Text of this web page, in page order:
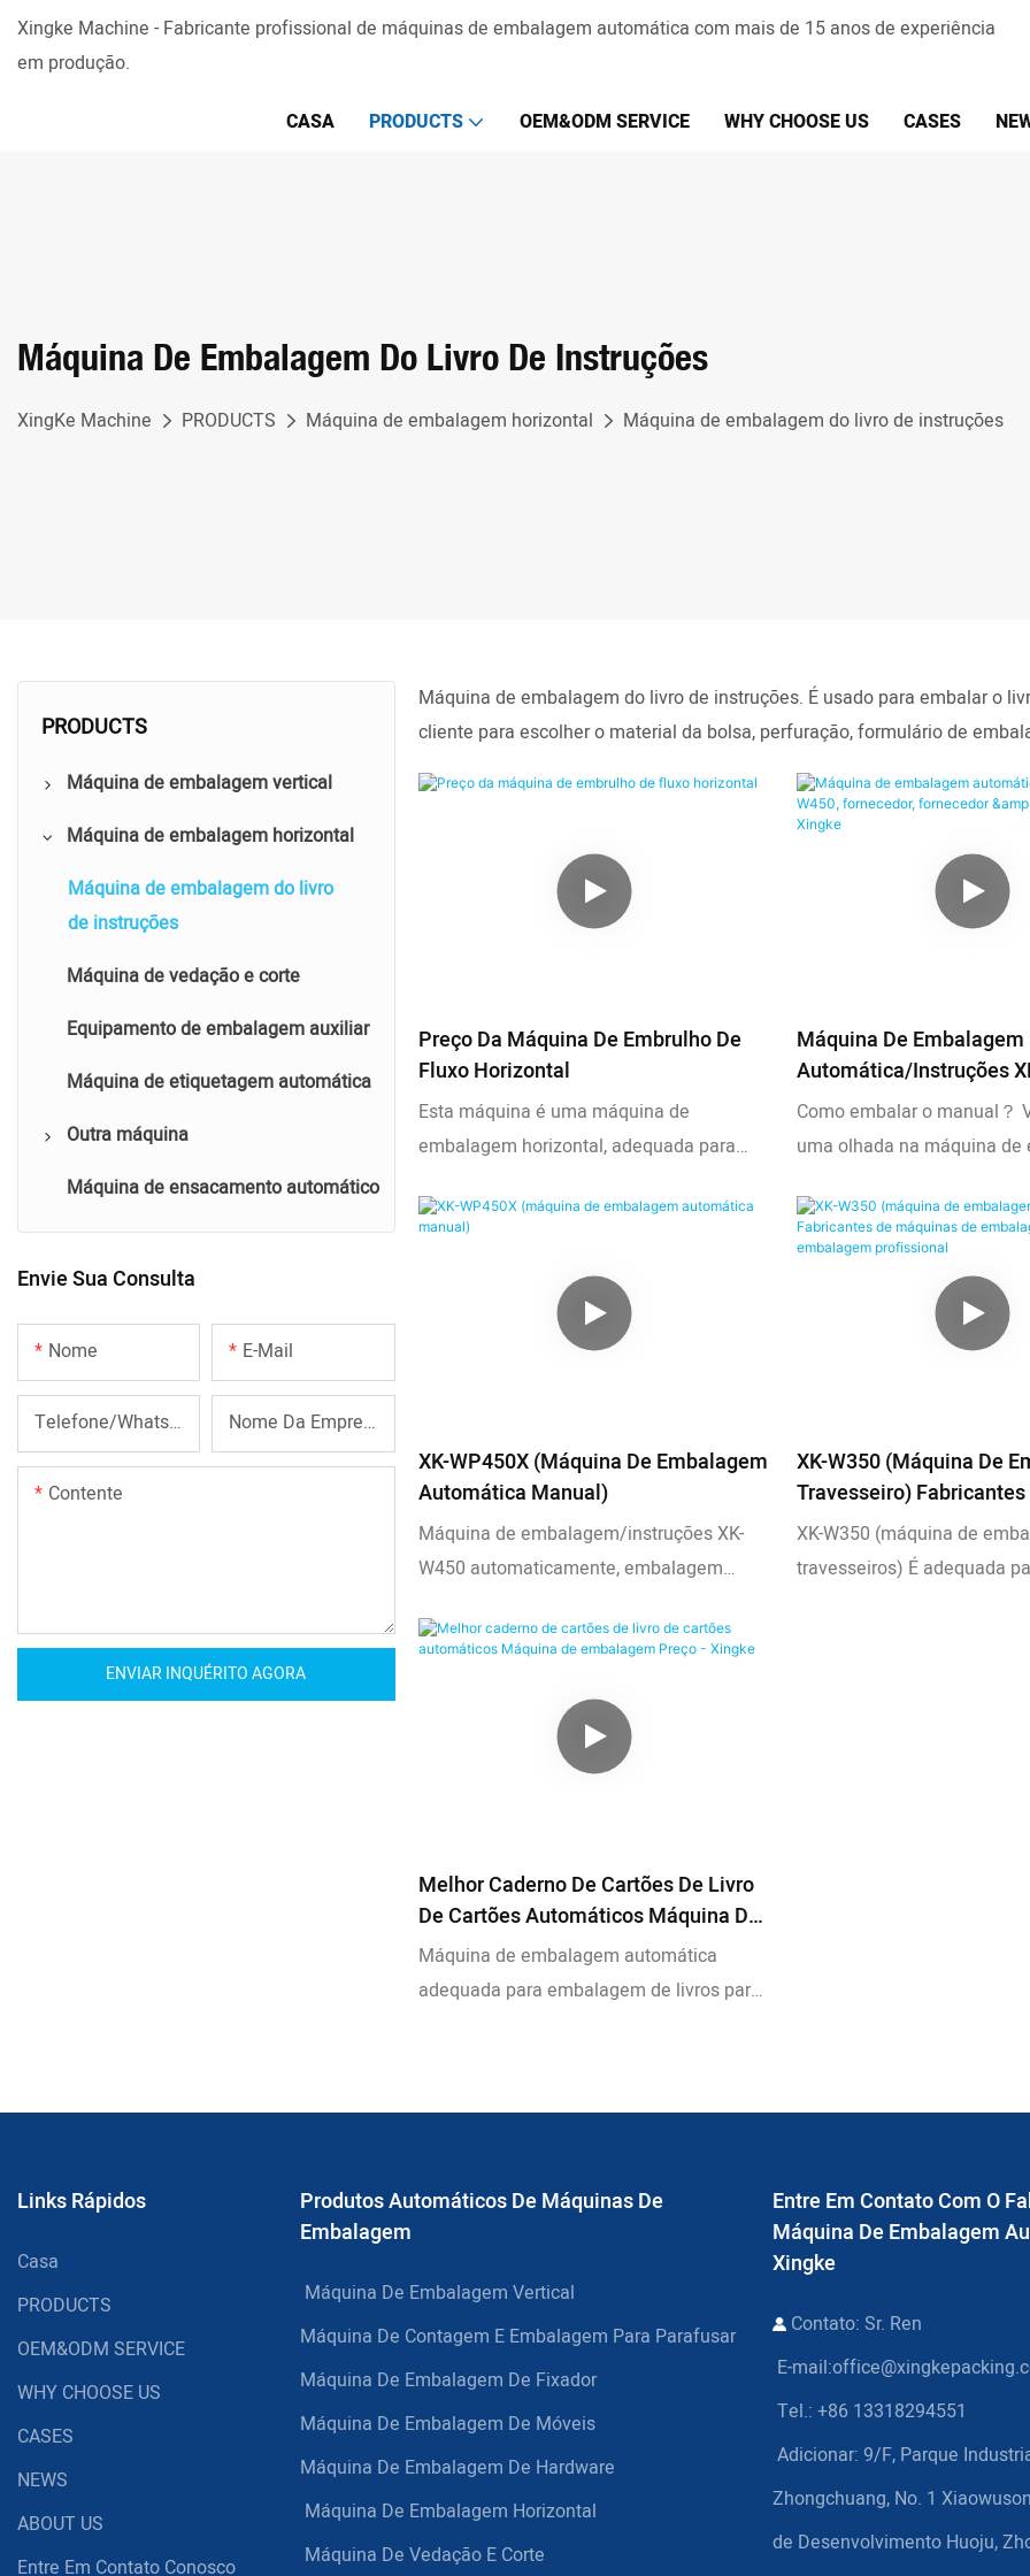
Xingke Machine - Fabricante profissional de máquinas de embalagem automática com mais de 15 anos de experiência
em produção.
CASA PRODUCTS OEM&ODM SERVICE WHY CHOOSE US CASES
Máquina De Embalagem Do Livro De Instruções
XingKe Machine PRODUCTS Máquina de embalagem horizontal Máquina de embalagem do livro de instruções
PRODUCTS
Máquina de embalagem vertical
Parafuso & Máquina de
Máquina de embalagem de
acessórios de móveis
Máquina de embalagem de peças
de hardware
Máquina de embalagem de
Máquina de embalagem de peças
Máquina de embalagem de
papelaria de brinquedo
Máquina de embalagem de
acessórios para tubos
Máquina de embalagem horizontal
Máquina de embalagem do livro
de instruções
Máquina de vedação e corte
Equipamento de embalagem auxiliar
Máquina de etiquetagem automática
Outra máquina
Linha de produção de cartões de
Máquina de montagem do anel de
Máquina de ensacamento automático
Envie Sua Consulta
Nome E-Mail
Telefone/WhatsApp Nome Da Empresa
Contente
ENVIAR INQUÉRITO AGORA
Máquina de embalagem do livro de instruções. É usado para embalar o
cliente para escolher o material da bolsa, perfuração, formulário de
Preço Da Máquina De Embrulho De
Fluxo Horizontal
Esta máquina é uma máquina de
embalagem horizontal, adequada para
máscaras e outros produtos. A correia
para aço inoxidável, ou seja, pode ser
convertido em uma máquina de
embalagem de alimentos, que pode
Máquina De Embalagem
Automática/instruções
Fornecedor, Fornecedor
| Xingke
Como embalar o manual？
uma olhada na máquina de
Automation Equipment Co.,
de embalagem automática/
XK-WP450X (máquina De Embalagem
Automática Manual)
Máquina de embalagem/instruções XK-
W450 automaticamente, embalagem
configuração
XK-W350 (máquina De
Travesseiro) Fabricantes
Máquinas De
Embalagem Profissional
XK-W350 (máquina de
travesseiros) É adequada
Melhor Caderno De Cartões De Livro
De Cartões Automáticos Máquina De
Embalagem Preço - Xingke
Máquina de embalagem automática
adequada para embalagem de livros para
Links Rápidos
Casa
PRODUCTS
OEM&ODM SERVICE
WHY CHOOSE US
CASES
NEWS
ABOUT US
Entre Em Contato Conosco
Produtos Automáticos De Máquinas De
Embalagem
Máquina De Embalagem Vertical
Máquina De Contagem E Embalagem Para Parafusar
Máquina De Embalagem De Fixador
Máquina De Embalagem De Móveis
Máquina De Embalagem De Hardware
Máquina De Embalagem Horizontal
Máquina De Vedação E Corte
Entre Em Contato Com O
Máquina De Embalagem
Xingke
Contato: Sr. Ren
E-mail:
Tel.: +86 13318294551
Adicionar: 9/F, Parque
Zhongchuang, No. 1
de Desenvolvimento Huoju,